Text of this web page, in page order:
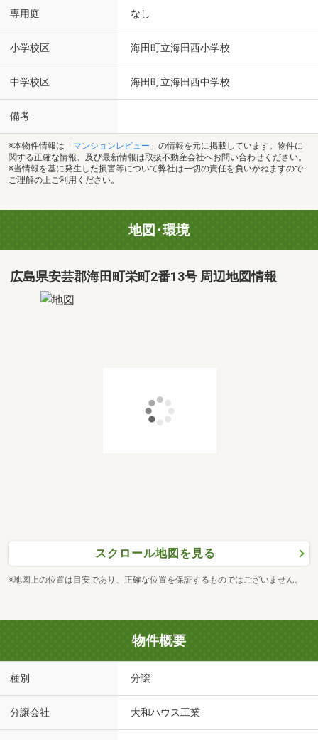
専用庭 なし
小学校区 海田町立海田西小学校
中学校区 海田町立海田西中学校
備考
※本物件情報は「 マンションレビュー 」の情報を元に掲載しています。物件に
関する正確な情報、及び最新情報は取扱不動産会社へお問い合わせください。
※当情報を基に発生した損害等について弊社は一切の責任を負いかねますので
ご理解の上ご利用ください。
地図･環境
広島県安芸郡海田町栄町2番13号 周辺地図情報
スクロール地図を見る
※地図上の位置は目安であり、正確な位置を保証するものではございません。
物件概要
種別 分譲
分譲会社 大和ハウス工業